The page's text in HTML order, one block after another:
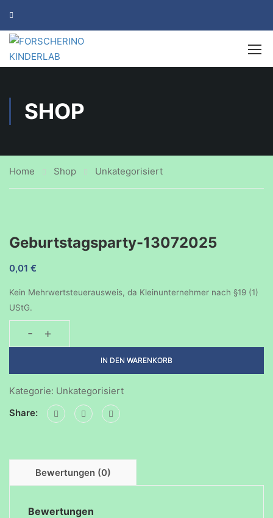
SHOP
Home Shop Unkategorisiert
Geburtstagsparty-13072025
0,01 €
Kein Mehrwertsteuerausweis, da Kleinunternehmer nach §19 (1)
UStG.
-
Geburtstagsparty-
+
IN DEN WARENKORB
Kategorie: Unkategorisiert
Share:
Bewertungen (0)
Bewertungen